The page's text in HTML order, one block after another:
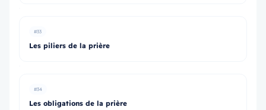
#33
Les piliers de la prière
#34
Les obligations de la prière